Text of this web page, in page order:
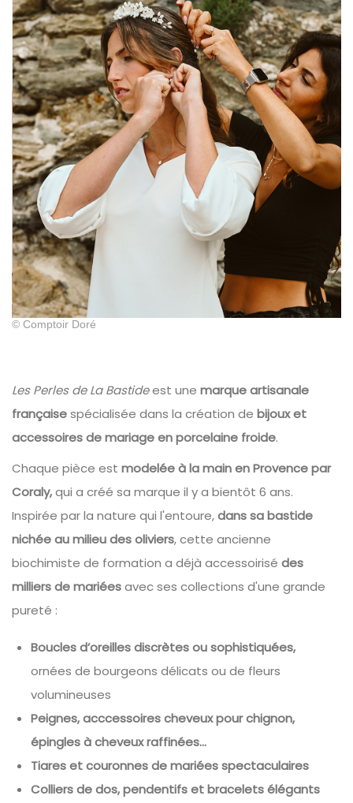
© Comptoir Doré
Les Perles de La Bastideest une marque artisanale
françaisespécialisée dans la création de bijoux et
accessoires de mariage en porcelaine froide.
Chaque pièce est modelée à la main en Provence par
Coraly,qui a créé sa marque il y a bientôt 6 ans.
Inspirée par la nature qui l'entoure,dans sa bastide
nichée au milieu des oliviers, cette ancienne
biochimiste de formation a déjà accessoirisé des
milliers de mariéesavec ses collections d'une grande
pureté :
Boucles d’oreilles discrètes ou sophistiquées,
ornées de bourgeons délicats ou de fleurs
volumineuses
Peignes, acccessoires cheveux pour chignon,
épingles à cheveux raffinées...
Tiares et couronnes de mariées spectaculaires
Colliers de dos, pendentifs et bracelets élégants